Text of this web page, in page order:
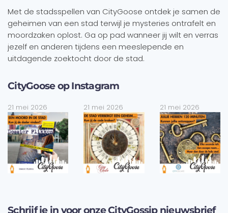
Met de stadsspellen van CityGoose ontdek je samen de
geheimen van een stad terwijl je mysteries ontrafelt en
moordzaken oplost. Ga op pad wanneer jij wilt en verras
jezelf en anderen tijdens een meeslepende en
uitdagende zoektocht door de stad.
CityGoose op Instagram
21 mei 2026 21 mei 2026 21 mei 2026
Schrijf je in voor onze CityGossip nieuwsbrief